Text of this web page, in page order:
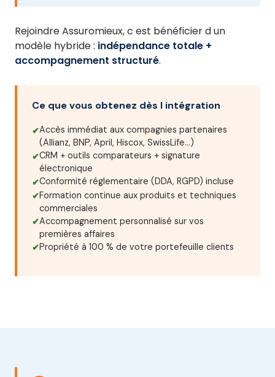
Rejoindre Assuromieux, c est bénéficier d un
modèle hybride : indépendance totale +
accompagnement structuré.
Ce que vous obtenez dès l intégration
Accès immédiat aux compagnies partenaires
(Allianz, BNP, April, Hiscox, SwissLife…)
CRM + outils comparateurs + signature
électronique
Conformité réglementaire (DDA, RGPD) incluse
Formation continue aux produits et techniques
commerciales
Accompagnement personnalisé sur vos
premières affaires
Propriété à 100 % de votre portefeuille clients